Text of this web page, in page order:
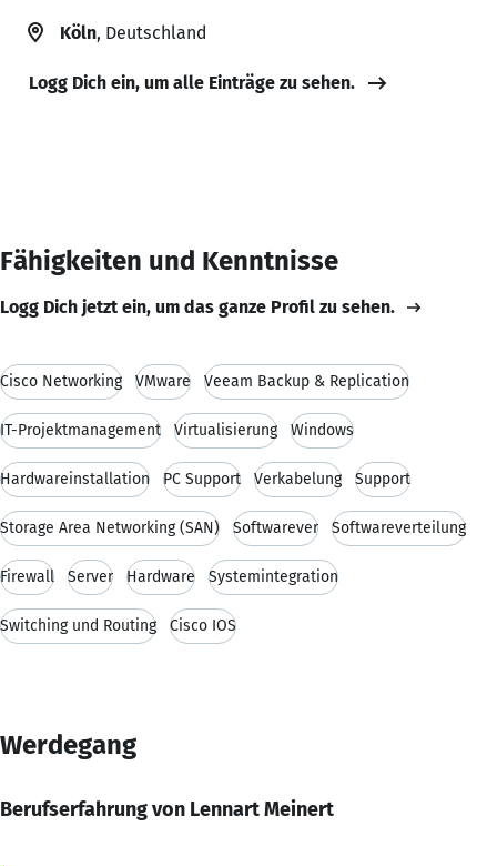
Köln, Deutschland
Logg Dich ein, um alle Einträge zu sehen.
Fähigkeiten und Kenntnisse
Logg Dich jetzt ein, um das ganze Profil zu sehen.
Cisco Networking VMware Veeam Backup & Replication
IT-Projektmanagement Virtualisierung Windows
Hardwareinstallation PC Support Verkabelung Support
Storage Area Networking (SAN) Softwarever Softwareverteilung
Firewall Server Hardware Systemintegration
Switching und Routing Cisco IOS
Werdegang
Berufserfahrung von Lennart Meinert